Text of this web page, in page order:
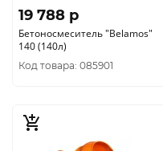
19 788 p
Бетоносмеситель "Belamos"
140 (140л)
Код товара: 085901